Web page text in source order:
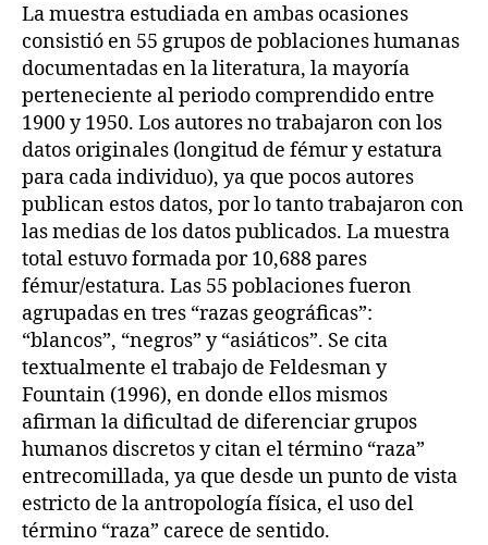
La muestra estudiada en ambas ocasiones
consistió en 55 grupos de poblaciones humanas
documentadas en la literatura, la mayoría
perteneciente al periodo comprendido entre
1900 y 1950. Los autores no trabajaron con los
datos originales (longitud de fémur y estatura
para cada individuo), ya que pocos autores
publican estos datos, por lo tanto trabajaron con
las medias de los datos publicados. La muestra
total estuvo formada por 10,688 pares
fémur/estatura. Las 55 poblaciones fueron
agrupadas en tres “razas geográficas”:
“blancos”, “negros” y “asiáticos”. Se cita
textualmente el trabajo de Feldesman y
Fountain (1996), en donde ellos mismos
afirman la dificultad de diferenciar grupos
humanos discretos y citan el término “raza”
entrecomillada, ya que desde un punto de vista
estricto de la antropología física, el uso del
término “raza” carece de sentido.